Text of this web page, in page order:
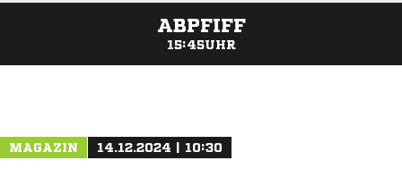
ABPFIFF
15:45UHR
MAGAZIN 14.12.2024 | 10:30